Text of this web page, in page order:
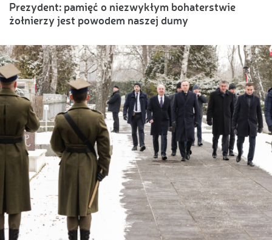
Prezydent: pamięć o niezwykłym bohaterstwie
żołnierzy jest powodem naszej dumy